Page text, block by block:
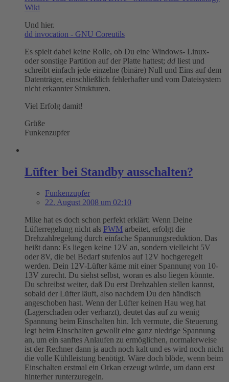
Wiki
Und hier.
dd invocation - GNU Coreutils
Es spielt dabei keine Rolle, ob Du eine Windows- Linux-
oder sonstige Partition auf der Platte hattest; dd liest und
schreibt einfach jede einzelne (binäre) Null und Eins auf dem
Datenträger, einschließlich fehlerhafter und vom Dateisystem
nicht erkannter Strukturen.
Viel Erfolg damit!
Grüße
Funkenzupfer
Lüfter bei Standby ausschalten?
Funkenzupfer
22. August 2008 um 02:10
Mike hat es doch schon perfekt erklärt: Wenn Deine
Lüfterregelung nicht als PWM arbeitet, erfolgt die
Drehzahlregelung durch einfache Spannungsreduktion. Das
heißt dann: Es liegen keine 12V an, sondern vielleicht 5V
oder 8V, die bei Bedarf stufenlos auf 12V hochgeregelt
werden. Dein 12V-Lüfter käme mit einer Spannung von 10-
13V zurecht. Du siehst selbst, woran es also liegen könnte.
Du schreibst weiter, daß Du erst Drehzahlen stellen kannst,
sobald der Lüfter läuft, also nachdem Du den händisch
angeschoben hast. Wenn der Lüfter keinen Hau weg hat
(Lagerschaden oder verharzt), deutet das auf zu wenig
Spannung beim Einschalten hin. Ich vermute, die Steuerung
legt beim Einschalten gewollt eine ganz niedrige Spannung
an, um ein sanftes Anlaufen zu ermöglichen, normalerweise
ist der Rechner dann ja auch noch kalt und es wird noch nicht
die volle Kühlleistung benötigt. Wäre doch blöde, wenn beim
Einschalten erstmal ein Orkan erzeugt würde, um dann erst
hinterher runterzuregeln.